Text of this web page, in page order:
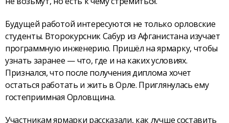
Будущей работой интересуются не только орловские
студенты. Второкурсник Сабур из Афганистана изучает
программную инженерию. Пришёл на ярмарку, чтобы
узнать заранее — что, где и на каких условиях.
Признался, что после получения диплома хочет
остаться работать и жить в Орле. Приглянулась ему
гостеприимная Орловщина.
Участникам ярмарки рассказали, как лучше составить